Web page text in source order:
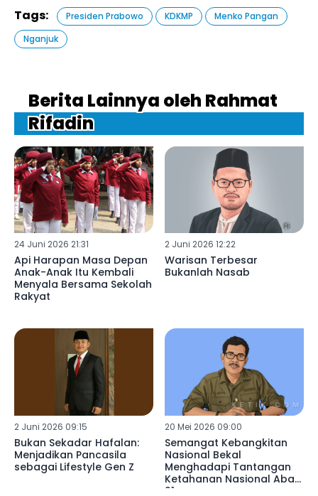
Tags: Presiden Prabowo KDKMP
Menko Pangan
Nganjuk
Berita Lainnya oleh Rahmat
Rifadin
24 Juni 2026 21:31
Api Harapan Masa Depan
Anak-Anak Itu Kembali
Menyala Bersama Sekolah
Rakyat
2 Juni 2026 12:22
Warisan Terbesar
Bukanlah Nasab
2 Juni 2026 09:15
Bukan Sekadar Hafalan:
Menjadikan Pancasila
sebagai Lifestyle Gen Z
20 Mei 2026 09:00
Semangat Kebangkitan
Nasional Bekal
Menghadapi Tantangan
Ketahanan Nasional Abad
21